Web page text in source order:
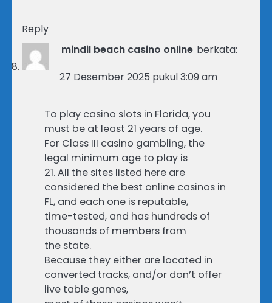
Reply
mindil beach casino online berkata:
27 Desember 2025 pukul 3:09 am
To play casino slots in Florida, you
must be at least 21 years of age.
For Class III casino gambling, the
legal minimum age to play is
21. All the sites listed here are
considered the best online casinos in
FL, and each one is reputable,
time-tested, and has hundreds of
thousands of members from
the state.
Because they either are located in
converted tracks, and/or don’t offer
live table games,